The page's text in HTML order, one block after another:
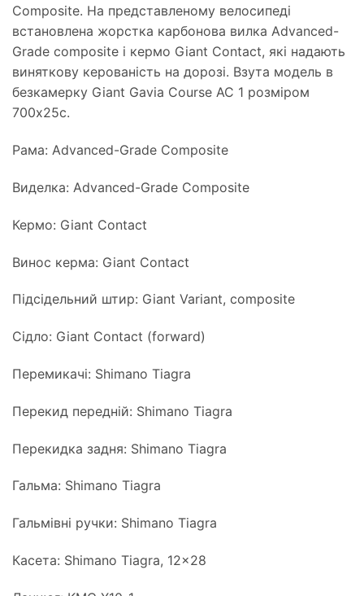
Composite. На представленому велосипеді
встановлена ​​жорстка карбонова вилка Advanced-
Grade composite і кермо Giant Contact, які надають
виняткову керованість на дорозі. Взута модель в
безкамерку Giant Gavia Course AC 1 розміром
700x25c.
Рама: Advanced-Grade Composite
Виделка: Advanced-Grade Composite
Кермо: Giant Contact
Винос керма: Giant Contact
Підсідельний штир: Giant Variant, composite
Сідло: Giant Contact (forward)
Перемикачі: Shimano Tiagra
Перекид передній: Shimano Tiagra
Перекидка задня: Shimano Tiagra
Гальма: Shimano Tiagra
Гальмівні ручки: Shimano Tiagra
Касета: Shimano Tiagra, 12×28